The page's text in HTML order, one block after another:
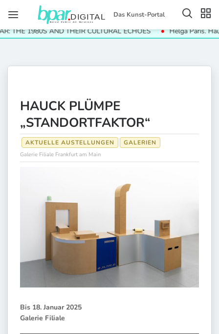
Das Kunst-Portal
1980S AND THEIR CULTURAL ECHOES Helga Paris.
HAUCK PLÜMPE
„STANDORTFAKTOR“
AKTUELLE AUSTELLUNGEN GALERIEN
Galerie Filiale Frankfurt am Main
Bis 18. Januar 2025
Galerie Filiale